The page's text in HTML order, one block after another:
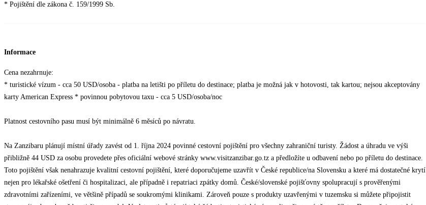
* Pojištění dle zákona č. 159/1999 Sb.
Informace
Cena nezahrnuje:
* turistické vízum - cca 50 USD/osoba - platba na letišti po příletu do destinace; platba je možná jak v hotovosti, tak kartou; nejsou akceptovány
karty American Express * povinnou pobytovou taxu - cca 5 USD/osoba/noc
Platnost cestovního pasu musí být minimálně 6 měsíců po návratu.
Na Zanzibaru plánují místní úřady zavést od 1. října 2024 povinné cestovní pojištění pro všechny zahraniční turisty. Žádost a úhradu ve výši
přibližně 44 USD za osobu provedete přes oficiální webové stránky www.visitzanzibar.go.tz a předložíte u odbavení nebo po příletu do destinace.
Toto pojištění však nenahrazuje kvalitní cestovní pojištění, které doporučujeme uzavřít v České republice/na Slovensku a které má dostatečné krytí
nejen pro lékařské ošetření či hospitalizaci, ale případně i repatriaci zpátky domů. České/slovenské pojišťovny spolupracují s prověřenými
zdravotními zařízeními, ve většině případů se soukromými klinikami. Zároveň pouze s produkty uzavřenými v tuzemsku si můžete připojistit